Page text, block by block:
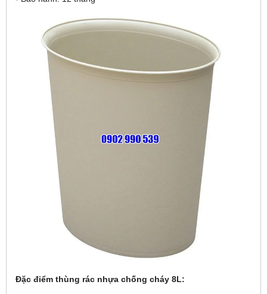
Đặc điểm thùng rác nhựa chống cháy 8L: